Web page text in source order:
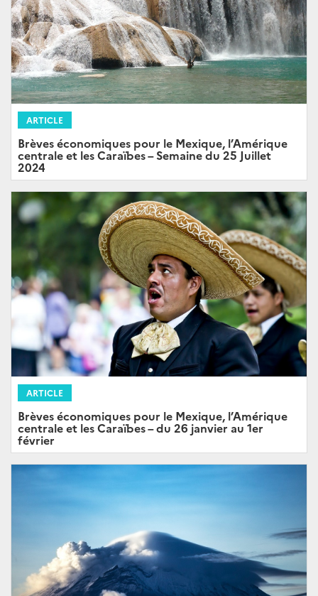
ARTICLE
Brèves économiques pour le Mexique, l’Amérique
centrale et les Caraïbes – Semaine du 25 Juillet
2024
ARTICLE
Brèves économiques pour le Mexique, l’Amérique
centrale et les Caraïbes – du 26 janvier au 1er
février